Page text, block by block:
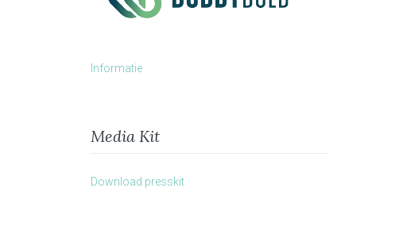
Informatie
Media Kit
Download presskit